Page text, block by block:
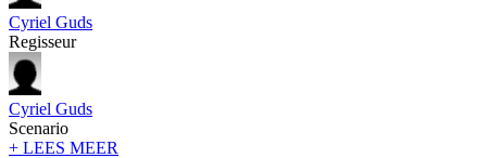
Cyriel Guds
Regisseur
Cyriel Guds
Scenario
+ LEES MEER